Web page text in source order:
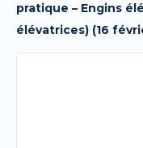
pratique – Engins
élévatrices) (16